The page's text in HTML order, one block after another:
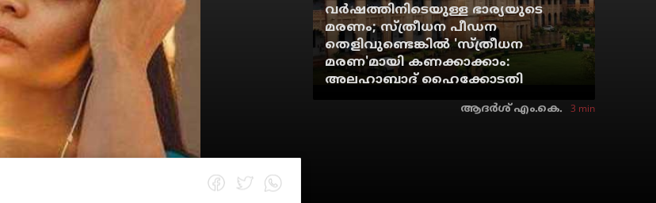
വര്‍ഷത്തിനിടെയുള്ള ഭാര്യയുടെ
മരണം; സ്ത്രീധന പീഡന
തെളിവുണ്ടെങ്കില്‍ 'സ്ത്രീധന
മരണ'മായി കണക്കാക്കാം:
അലഹാബാദ് ഹൈക്കോടതി
ആദർശ് എം.കെ. 3 min